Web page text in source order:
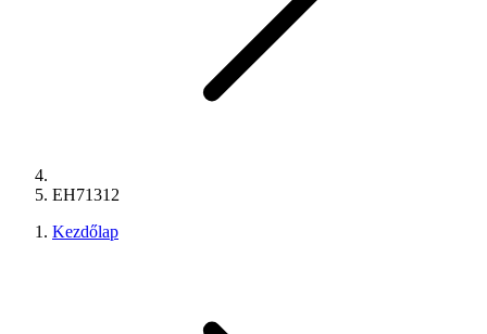
EH71312
Kezdőlap